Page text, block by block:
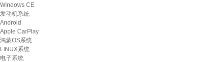
Windows CE
发动机系统
Android
Apple CarPlay
鸿蒙OS系统
LINUX系统
电子系统